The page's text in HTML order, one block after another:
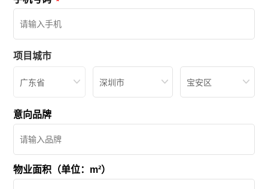
项目城市
广东省 深圳市 宝安区
意向品牌
物业面积（单位：m²）